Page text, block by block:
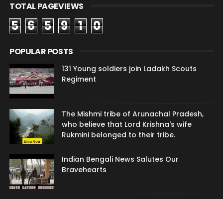
TOTAL PAGEVIEWS
5 6 5 9 1 0
POPULAR POSTS
131 Young soldiers join Ladakh Scouts
Regiment
The Mishmi tribe of Arunachal Pradesh,
who believe that Lord Krishna's wife
Rukmini belonged to their tribe.
Indian Bengali News Salutes Our
Bravehearts